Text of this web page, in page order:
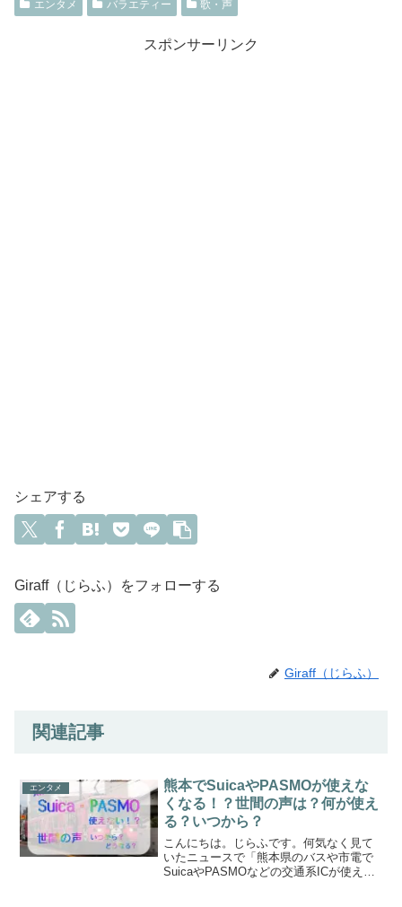
エンタメ バラエティー 歌・声
スポンサーリンク
シェアする
Giraff（じらふ）をフォローする
Giraff（じらふ）
関連記事
エンタメ
熊本でSuicaやPASMOが使えな
くなる！？世間の声は？何が使え
る？いつから？
こんにちは。じらふです。何気なく見て
いたニュースで「熊本県のバスや市電で
SuicaやPASMOなどの交通系ICが使えな